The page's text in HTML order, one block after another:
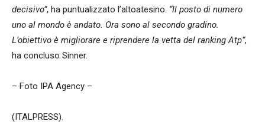
decisivo”, ha puntualizzato l’altoatesino. “Il posto di numero
uno al mondo è andato. Ora sono al secondo gradino.
L’obiettivo è migliorare e riprendere la vetta del ranking Atp”,
ha concluso Sinner.
– Foto IPA Agency –
(ITALPRESS).